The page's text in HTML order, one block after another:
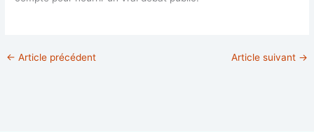
← Article précédent Article suivant →